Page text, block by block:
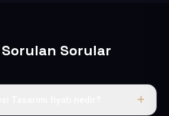
Sorulan Sorular